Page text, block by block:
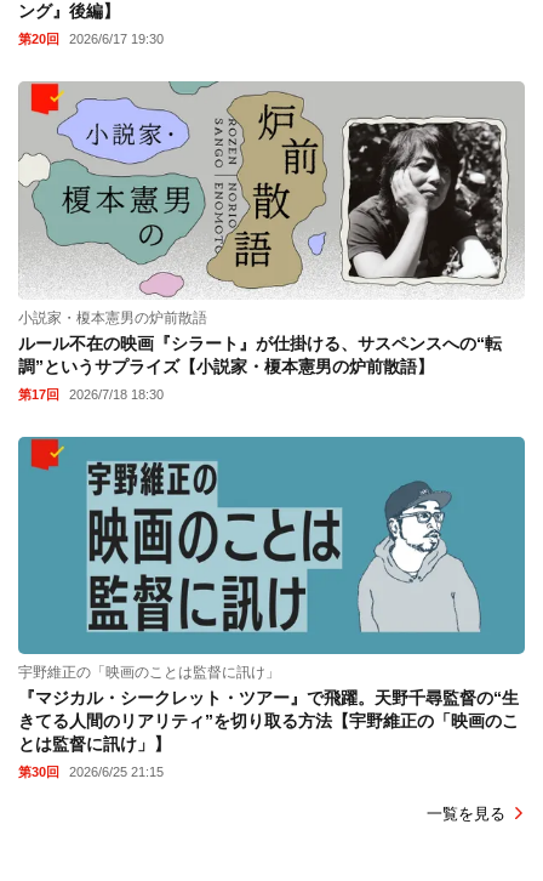
ング』後編】
第20回 2026/6/17 19:30
小説家・榎本憲男の炉前散語
ルール不在の映画『シラート』が仕掛ける、サスペンスへの“転
調”というサプライズ【小説家・榎本憲男の炉前散語】
第17回 2026/7/18 18:30
宇野維正の「映画のことは監督に訊け」
『マジカル・シークレット・ツアー』で飛躍。天野千尋監督の“生
きてる人間のリアリティ”を切り取る方法【宇野維正の「映画のこ
とは監督に訊け」】
第30回 2026/6/25 21:15
一覧を見る